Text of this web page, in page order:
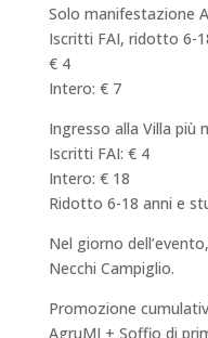
Solo manifestazione
Iscritti FAI, ridotto 6-
€ 4
Intero: € 7
Ingresso alla Villa più
Iscritti FAI: € 4
Intero: € 18
Ridotto 6-18 anni e
Nel giorno
Necchi Campiglio.
Promozione
AgruMI + Soffio di